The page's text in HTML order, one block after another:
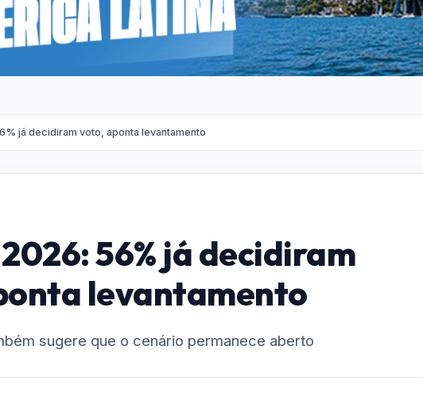
já decidiram voto, aponta levantamento
56% já decidiram
levantamento
sugere que o cenário permanece aberto